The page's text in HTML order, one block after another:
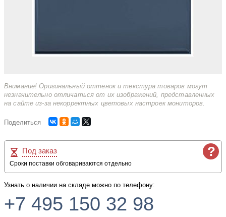
Внимание! Оригинальный оттенок и текстура товаров могут
незначительно отличаться от их изображений, представленных
на сайте из-за некорректных цветовых настроек мониторов.
Поделиться
?
Под заказ
Сроки поставки обговариваются отдельно
Узнать о наличии на складе можно по телефону:
+7 495 150 32 98